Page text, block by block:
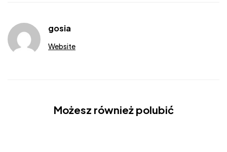
gosia
Website
Możesz również polubić